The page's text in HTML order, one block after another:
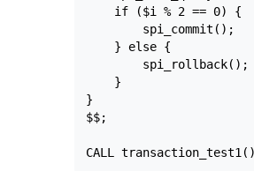
    if ($i % 2 == 0) {
        spi_commit();
    } else {
        spi_rollback();
    }
}
$$;
CALL